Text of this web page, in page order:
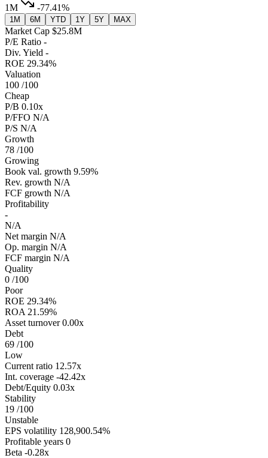
1M
-77.41%
1M 6M YTD 1Y 5Y MAX
Market Cap $25.8M
P/E Ratio -
Div. Yield -
ROE 29.34%
Valuation
100 /100
Cheap
P/B 0.10x
P/FFO N/A
P/S N/A
Growth
78 /100
Growing
Book val. growth 9.59%
Rev. growth N/A
FCF growth N/A
Profitability
-
N/A
Net margin N/A
Op. margin N/A
FCF margin N/A
Quality
0 /100
Poor
ROE 29.34%
ROA 21.59%
Asset turnover 0.00x
Debt
69 /100
Low
Current ratio 12.57x
Int. coverage -42.42x
Debt/Equity 0.03x
Stability
19 /100
Unstable
EPS volatility 128,900.54%
Profitable years 0
Beta -0.28x